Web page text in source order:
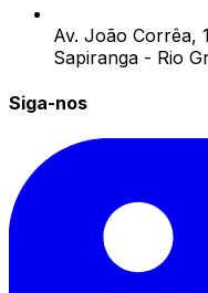
Av. João Corrêa,
Sapiranga - Rio
Siga-nos